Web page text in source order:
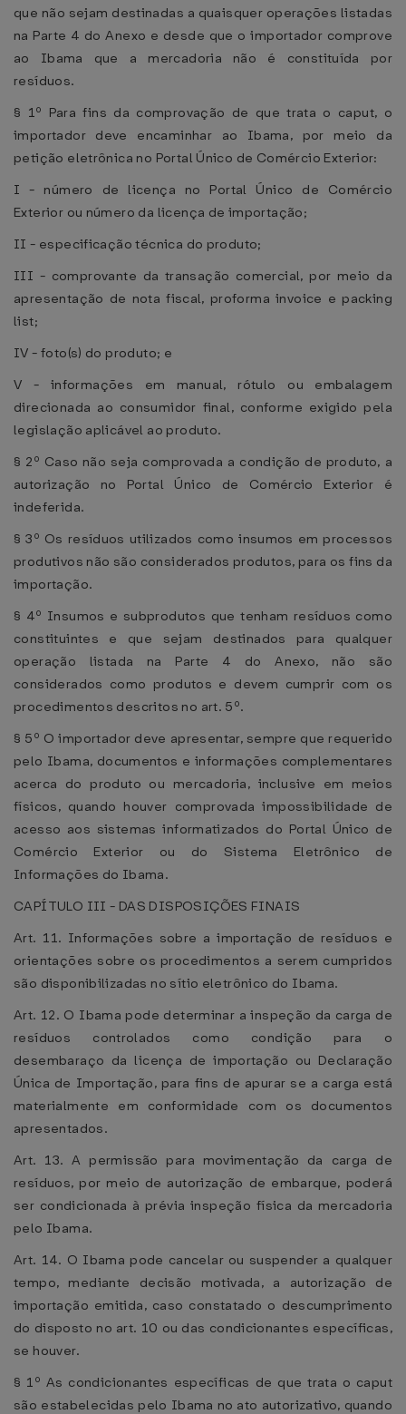
que não sejam destinadas a quaisquer operações listadas
na Parte 4 do Anexo e desde que o importador comprove
ao Ibama que a mercadoria não é constituída por
resíduos.
§ 1º Para fins da comprovação de que trata o caput, o
importador deve encaminhar ao Ibama, por meio da
petição eletrônica no Portal Único de Comércio Exterior:
I - número de licença no Portal Único de Comércio
Exterior ou número da licença de importação;
II - especificação técnica do produto;
III - comprovante da transação comercial, por meio da
apresentação de nota fiscal, proforma invoice e packing
list;
IV - foto(s) do produto; e
V - informações em manual, rótulo ou embalagem
direcionada ao consumidor final, conforme exigido pela
legislação aplicável ao produto.
§ 2º Caso não seja comprovada a condição de produto, a
autorização no Portal Único de Comércio Exterior é
indeferida.
§ 3º Os resíduos utilizados como insumos em processos
produtivos não são considerados produtos, para os fins da
importação.
§ 4º Insumos e subprodutos que tenham resíduos como
constituintes e que sejam destinados para qualquer
operação listada na Parte 4 do Anexo, não são
considerados como produtos e devem cumprir com os
procedimentos descritos no art. 5º.
§ 5º O importador deve apresentar, sempre que requerido
pelo Ibama, documentos e informações complementares
acerca do produto ou mercadoria, inclusive em meios
físicos, quando houver comprovada impossibilidade de
acesso aos sistemas informatizados do Portal Único de
Comércio Exterior ou do Sistema Eletrônico de
Informações do Ibama.
CAPÍTULO III - DAS DISPOSIÇÕES FINAIS
Art. 11. Informações sobre a importação de resíduos e
orientações sobre os procedimentos a serem cumpridos
são disponibilizadas no sítio eletrônico do Ibama.
Art. 12. O Ibama pode determinar a inspeção da carga de
resíduos controlados como condição para o
desembaraço da licença de importação ou Declaração
Única de Importação, para fins de apurar se a carga está
materialmente em conformidade com os documentos
apresentados.
Art. 13. A permissão para movimentação da carga de
resíduos, por meio de autorização de embarque, poderá
ser condicionada à prévia inspeção física da mercadoria
pelo Ibama.
Art. 14. O Ibama pode cancelar ou suspender a qualquer
tempo, mediante decisão motivada, a autorização de
importação emitida, caso constatado o descumprimento
do disposto no art. 10 ou das condicionantes específicas,
se houver.
§ 1º As condicionantes específicas de que trata o caput
são estabelecidas pelo Ibama no ato autorizativo, quando